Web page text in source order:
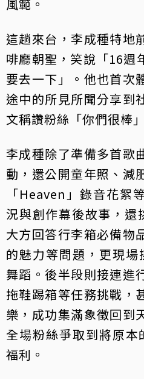
風範。
這趟來台，李成種特地
啡廳朝聖，笑說「16週
要去一下」。他也首次
途中的所見所聞分享到
文稱讚粉絲「你們很棒
李成種除了準備多首歌
動，還公開童年照、減
「Heaven」錄音花絮
況與創作幕後故事，還
大方回答行李箱必備物
的魅力等問題，更現
舞蹈。後半段則接連進
拖鞋踢箱等任務挑戰，
樂，成功集滿象徵回到
全場粉絲爭取到將原
福利。